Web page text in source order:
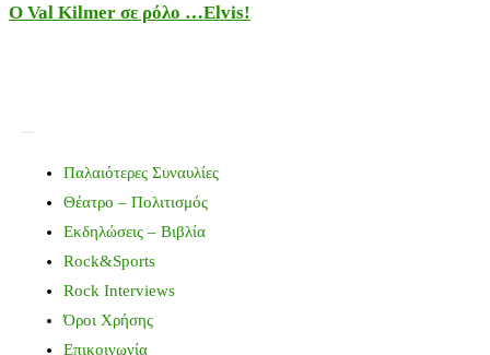
Ο Val Kilmer σε ρόλο …Elvis!
Παλαιότερες Συναυλίες
Θέατρο – Πολιτισμός
Εκδηλώσεις – Βιβλία
Rock&Sports
Rock Interviews
Όροι Χρήσης
Επικοινωνία